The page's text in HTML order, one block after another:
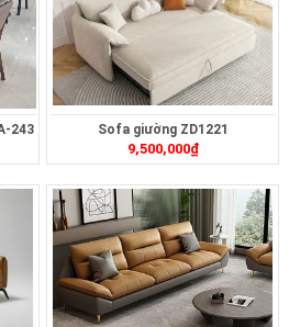
243 Sofa giường ZD1221
9,500,000₫